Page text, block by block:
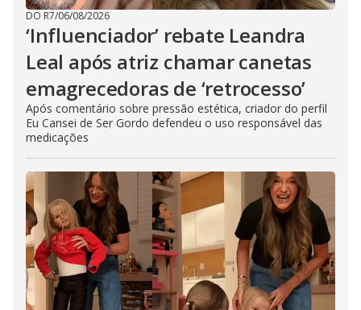
DO R7/06/08/2026
‘Influenciador’ rebate Leandra
Leal após atriz chamar canetas
emagrecedoras de ‘retrocesso’
Após comentário sobre pressão estética, criador do perfil
Eu Cansei de Ser Gordo defendeu o uso responsável das
medicações